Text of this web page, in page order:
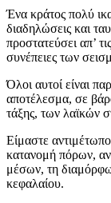
Ένα κράτος πολύ
διαδηλώσεις και
προστατεύσει απ’
συνέπειες των
Όλοι αυτοί είναι
αποτέλεσμα, σε
τάξης, των λαϊκών
Είμαστε
κατανομή πόρων,
μέσων, τη
κεφαλαίου.